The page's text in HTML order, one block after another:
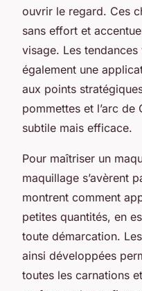
ouvrir le regard. Ces
sans effort et
visage. Les
également une
aux points
pommettes et l’arc
subtile mais efficace.
Pour maîtriser un
maquillage s’avèrent
montrent comment
petites quantités, en
toute démarcation.
ainsi développées
toutes les carnations